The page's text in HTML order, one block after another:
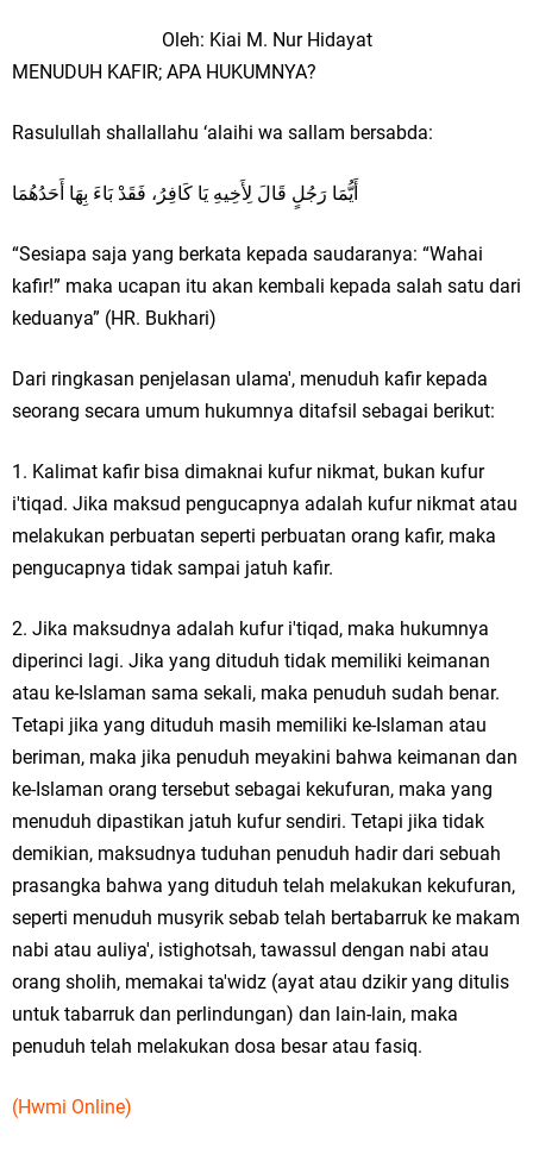
Oleh: Kiai M. Nur Hidayat
MENUDUH KAFIR; APA HUKUMNYA?
Rasulullah shallallahu ‘alaihi wa sallam bersabda:
أَيُّمَا رَجُلٍ قَالَ لِأَخِيهِ يَا كَافِرُ، فَقَدْ بَاءَ بِهَا أَحَدُهُمَا
“Sesiapa saja yang berkata kepada saudaranya: “Wahai
kafir!” maka ucapan itu akan kembali kepada salah satu dari
keduanya” (HR. Bukhari)
Dari ringkasan penjelasan ulama', menuduh kafir kepada
seorang secara umum hukumnya ditafsil sebagai berikut:
1. Kalimat kafir bisa dimaknai kufur nikmat, bukan kufur
i'tiqad. Jika maksud pengucapnya adalah kufur nikmat atau
melakukan perbuatan seperti perbuatan orang kafir, maka
pengucapnya tidak sampai jatuh kafir.
2. Jika maksudnya adalah kufur i'tiqad, maka hukumnya
diperinci lagi. Jika yang dituduh tidak memiliki keimanan
atau ke-Islaman sama sekali, maka penuduh sudah benar.
Tetapi jika yang dituduh masih memiliki ke-Islaman atau
beriman, maka jika penuduh meyakini bahwa keimanan dan
ke-Islaman orang tersebut sebagai kekufuran, maka yang
menuduh dipastikan jatuh kufur sendiri. Tetapi jika tidak
demikian, maksudnya tuduhan penuduh hadir dari sebuah
prasangka bahwa yang dituduh telah melakukan kekufuran,
seperti menuduh musyrik sebab telah bertabarruk ke makam
nabi atau auliya', istighotsah, tawassul dengan nabi atau
orang sholih, memakai ta'widz (ayat atau dzikir yang ditulis
untuk tabarruk dan perlindungan) dan lain-lain, maka
penuduh telah melakukan dosa besar atau fasiq.
(Hwmi Online)